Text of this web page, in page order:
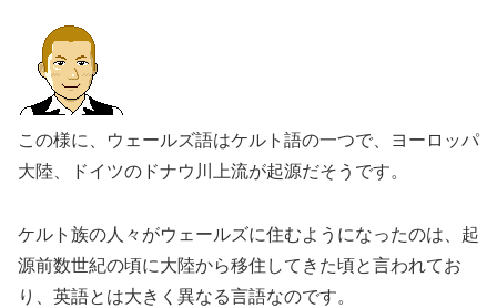
この様に、ウェールズ語はケルト語の一つで、ヨーロッパ
大陸、ドイツのドナウ川上流が起源だそうです。
ケルト族の人々がウェールズに住むようになったのは、起
源前数世紀の頃に大陸から移住してきた頃と言われてお
り、英語とは大きく異なる言語なのです。